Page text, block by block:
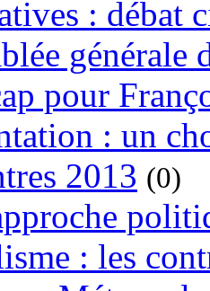
: débat
générale
pour
: un
2013 (0)
: les